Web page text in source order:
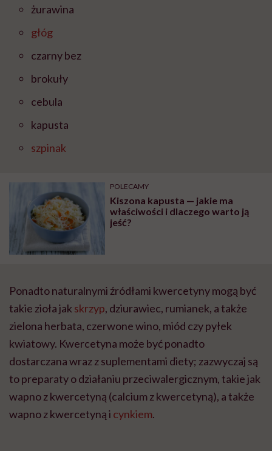
żurawina
głóg
czarny bez
brokuły
cebula
kapusta
szpinak
POLECAMY
Kiszona kapusta — jakie ma
właściwości i dlaczego warto ją
jeść?
Ponadto naturalnymi źródłami kwercetyny mogą być
takie zioła jak skrzyp, dziurawiec, rumianek, a także
zielona herbata, czerwone wino, miód czy pyłek
kwiatowy. Kwercetyna może być ponadto
dostarczana wraz z suplementami diety; zazwyczaj są
to preparaty o działaniu przeciwalergicznym, takie jak
wapno z kwercetyną (calcium z kwercetyną), a także
wapno z kwercetyną i cynkiem.